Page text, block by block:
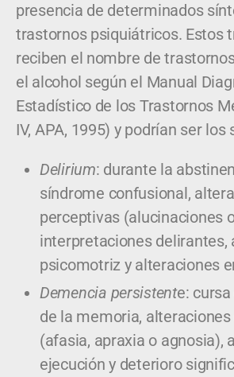
presencia de determinados
trastornos psiquiátricos. Estos
reciben el nombre de
el alcohol según el Manual
Estadístico de los Trastornos
IV, APA, 1995) y podrían ser los
Delirium: durante la
síndrome confusional,
perceptivas (alucinaciones
interpretaciones delirantes,
psicomotriz y alteraciones
Demencia persistente:
de la memoria,
(afasia, apraxia o agnosia),
ejecución y deterioro